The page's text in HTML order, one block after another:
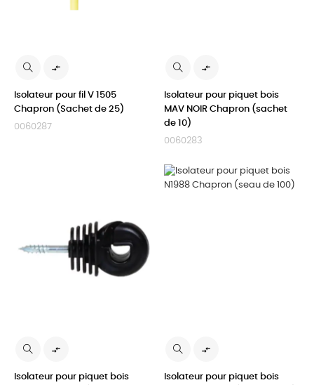

Isolateur pour fil V 1505
Chapron (Sachet de 25)
0060287

Isolateur pour piquet bois
MAV NOIR Chapron (sachet
de 10)
0060283

Isolateur pour piquet bois

Isolateur pour piquet bois